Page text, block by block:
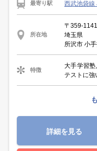
最寄り駅 西武池袋線
所在地
〒359-1141
埼玉県
所沢市 小
特徴
大手学習
テストに強
詳細を見る